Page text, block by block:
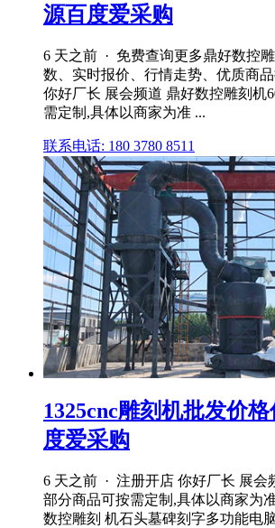
源百度爱采购
6 天之前 · 免费查询更多鼎好数控
数、实时报价、行情走势、优质商
你好厂长 展会频道 鼎好数控雕刻机
需定制,具体以商家为准 ...
联系电话: 180 3780 8511
1325cnc雕刻机批发价
度爱采购
6 天之前 · 注册开店 你好厂长 展会
部分商品可按需定制,具体以商家为
数控雕刻 机石头墓碑刻字多功能电